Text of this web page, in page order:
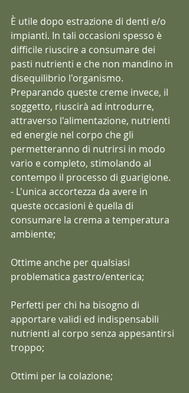
È utile dopo estrazione di denti e/o
impianti. In tali occasioni spesso è
difficile riuscire a consumare dei
pasti nutrienti e che non mandino in
disequilibrio l'organismo.
Preparando queste creme invece, il
soggetto, riuscirà ad introdurre,
attraverso l'alimentazione, nutrienti
ed energie nel corpo che gli
permetteranno di nutrirsi in modo
vario e completo, stimolando al
contempo il processo di guarigione.
- L'unica accortezza da avere in
queste occasioni è quella di
consumare la crema a temperatura
ambiente;
Ottime anche per qualsiasi
problematica gastro/enterica;
Perfetti per chi ha bisogno di
apportare validi ed indispensabili
nutrienti al corpo senza appesantirsi
troppo;
Ottimi per la colazione;